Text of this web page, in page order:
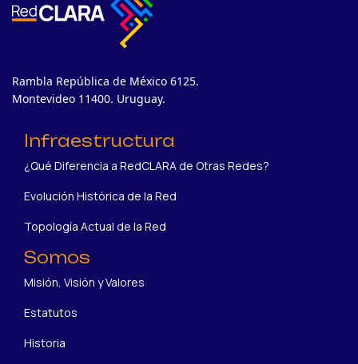
Rambla República de México 6125.
Montevideo 11400. Uruguay.
Infraestructura
¿Qué Diferencia a RedCLARA de Otras Redes?
Evolución Histórica de la Red
Topología Actual de la Red
Somos
Misión, Visión y Valores
Estatutos
Historia